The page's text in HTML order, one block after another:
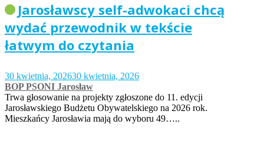
Jarosławscy self-adwokaci chcą
wydać przewodnik w tekście
łatwym do czytania
30 kwietnia, 202630 kwietnia, 2026
BOP PSONI Jarosław
Trwa głosowanie na projekty zgłoszone do 11. edycji
Jarosławskiego Budżetu Obywatelskiego na 2026 rok.
Mieszkańcy Jarosławia mają do wyboru 49…..